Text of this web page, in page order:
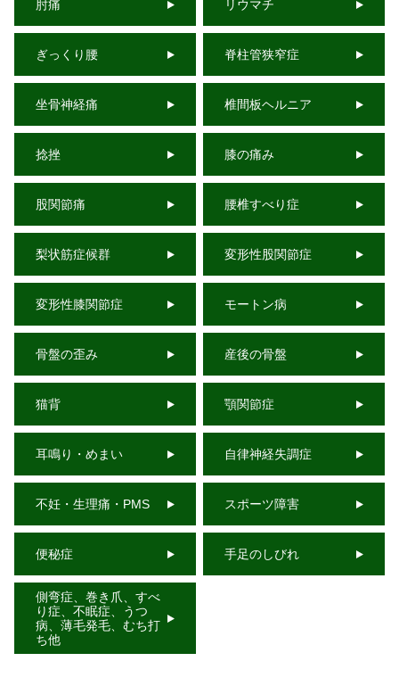
肘痛 リウマチ
ぎっくり腰 脊柱管狭窄症
坐骨神経痛 椎間板ヘルニア
捻挫 膝の痛み
股関節痛 腰椎すべり症
梨状筋症候群 変形性股関節症
変形性膝関節症 モートン病
骨盤の歪み 産後の骨盤
猫背 顎関節症
耳鳴り・めまい 自律神経失調症
不妊・生理痛・PMS スポーツ障害
便秘症 手足のしびれ
側弯症、巻き爪、すべ
り症、不眠症、うつ
病、薄毛発毛、むち打
ち他